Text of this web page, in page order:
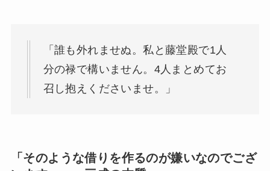
「誰も外れませぬ。私と藤堂殿で1人
分の禄で構いません。4人まとめてお
召し抱えくださいませ。」
「そのような借りを作るのが嫌いなのでござ